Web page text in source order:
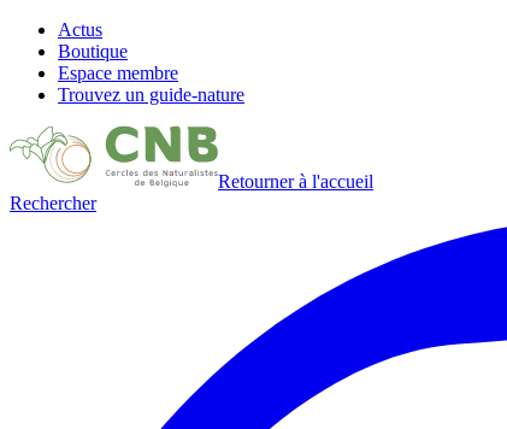
Actus
Boutique
Espace membre
Trouvez un guide-nature
Retourner à l'accueil
Rechercher